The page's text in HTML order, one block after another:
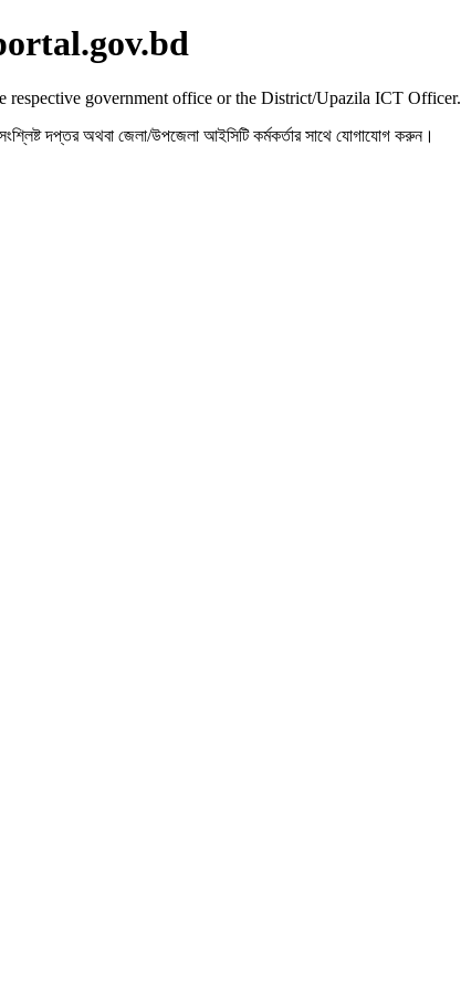
respective government office or the District/Upazila ICT Officer.
দপ্তর অথবা জেলা/উপজেলা আইসিটি কর্মকর্তার সাথে যোগাযোগ করুন।